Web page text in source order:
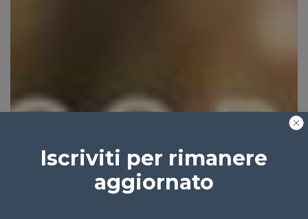
Iscriviti per rimanere
aggiornato